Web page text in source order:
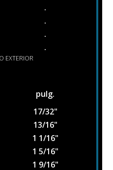
.
.
.
.
EXTERIOR
pulg.
17/32"
13/16"
1 1/16"
1 5/16"
1 9/16"